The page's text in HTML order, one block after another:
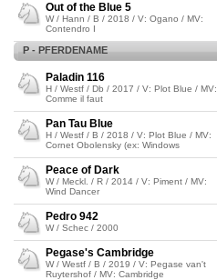
Out of the Blue 5
W / Hann / B / 2018 / V: Ogano / MV:
Contendro I
P - PFERDENAME
Paladin 116
H / Westf / Db / 2017 / V: Plot Blue / MV:
Comme il faut
Pan Tau Blue
H / Westf / B / 2018 / V: Plot Blue / MV:
Cornet Obolensky (ex: Windows
Peace of Dark
W / Meckl. / R / 2014 / V: Piment / MV:
Wind Dancer
Pedro 942
W / Schec / 2000
Pegase's Cambridge
W / Westf / B / 2019 / V: Pegase van't
Ruytershof / MV: Cambridge